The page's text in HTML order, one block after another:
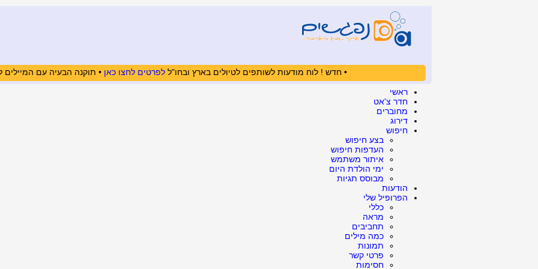
• חדש ! לוח מודעות לשותפים לטיולים בארץ ובחו"ללפרטים לחצו כאן • תוקנה הבעיה עם
ראשי
חדר צ'אט
מחוברים
דירוג
חיפוש
בצע חיפוש
העדפות חיפוש
איתור משתמש
ימי הולדת היום
מבוסס תגיות
הודעות
הפרופיל שלי
כללי
מראה
תחביבים
כמה מילים
תמונות
פרטי קשר
חסימות